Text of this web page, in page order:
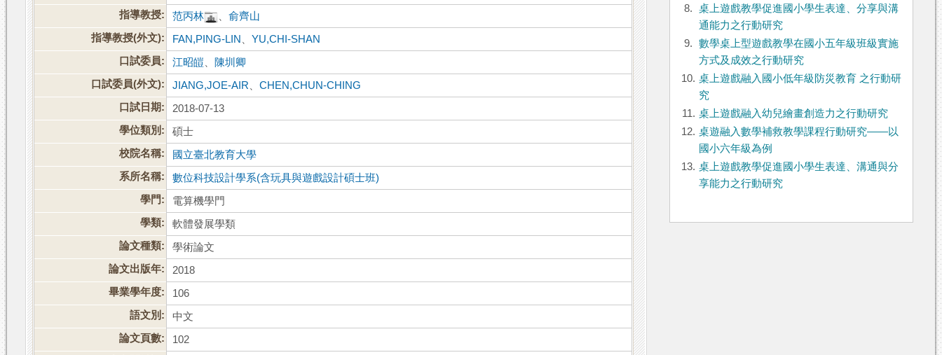
指導教授:
范丙林 、俞齊山
指導教授(外文):
FAN,PING-LIN 、YU,CHI-SHAN
口試委員:
江昭皚
陳圳卿
口試委員(外文):
JIANG,JOE-AIR 、CHEN,CHUN-CHING
口試日期:
2018-07-13
學位類別:
碩士
校院名稱:
國立臺北教育大學
系所名稱:
數位科技設計學系(含玩具與遊戲設計碩士班)
學門:
電算機學門
學類:
軟體發展學類
論文種類:
學術論文
論文出版年:
2018
畢業學年度:
106
語文別:
中文
論文頁數:
102
8.
桌上遊戲教學促進國小學生表達、分享與溝
通能力之行動研究
9.
數學桌上型遊戲教學在國小五年級班級實施
方式及成效之行動研究
10. 桌上遊戲融入國小低年級防災教育 之行動研
究
11. 桌上遊戲融入幼兒繪畫創造力之行動研究
12. 桌遊融入數學補救教學課程行動研究——以
國小六年級為例
13. 桌上遊戲教學促進國小學生表達、溝通與分
享能力之行動研究